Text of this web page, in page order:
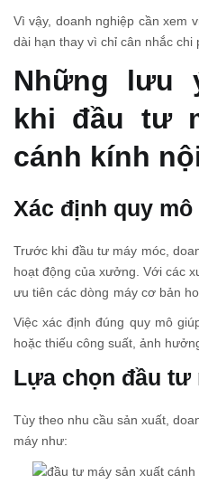
Vì vậy, doanh nghiệp cần xem
dài hạn thay vì chỉ cân nhắc chi
Những lưu
khi đầu tư
cánh kính
Xác định quy
Trước khi đầu tư máy móc,
hoạt động của xưởng. Với các
ưu tiên các dòng máy cơ bản
tư ban đầu. Trong khi đó, các
số lượng lớn nên cân nhắc
Việc xác định đúng quy mô
hoặc thiếu công suất, ảnh
Lựa chọn đầu tư
Tùy theo nhu cầu sản xuất,
máy như: